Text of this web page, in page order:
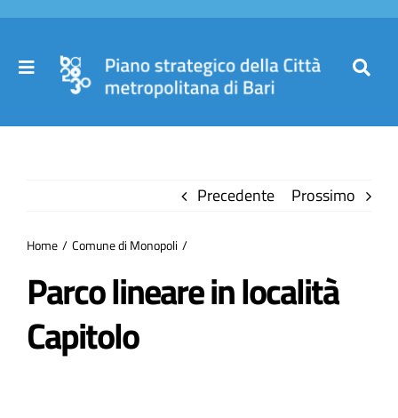
Salta
contenuto
Toggle
Partecipa
Precedente Prossimo
Home Comune di Monopoli
Parco lineare in località
Capitolo